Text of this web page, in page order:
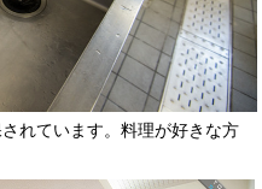
れています。料理が好きな方